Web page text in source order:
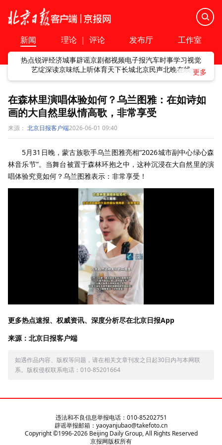
新闻 理论 | 评论 发布厅 工作室
热点锐评经济城事辟谣京剧都视频电子报汽车时事学习视觉
艺绽深读京味纸上听体育天下长城北京民声北晚在线
在森林里演唱体验如何？乌兰图雅：在如诗如
画的大自然里纵情高歌，非常享受
来源： 北京日报客户端2026-06-01 09:40
5月31日晚，蒙古族歌手乌兰图雅亮相“2026城市副中心绿心森
林音乐节”。当舞台被置于森林环抱之中，这种沉浸在大自然里的演
唱体验究竟如何？乌兰图雅表示：非常享受！
更多热点速报、权威资讯、深度分析尽在北京日报App
来源：北京日报客户端
如遇作品内容、版权等问题，请在相关文章刊发之日起30日内与本网联
系。版权侵权联系电话：010-85201664
违法和不良信息举报电话：010-85202751
辟谣举报邮箱：yaoyanjubao@takefoto.cn
Copyright ©1996-2026Beijing Daily Group, All Rights Reserved
京报网版权所有